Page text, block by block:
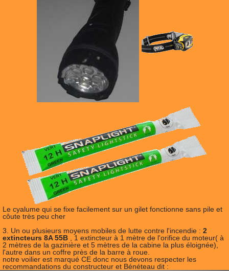
Le cyalume qui se fixe facilement sur un gilet fonctionne sans pile et
côute très peu cher
3. Un ou plusieurs moyens mobiles de lutte contre l'incendie : 2
extincteurs 8A 55B , 1 extincteur à 1 mètre de l'orifice du moteur( à
2 mètres de la gazinière et 5 mètres de la cabine la plus éloignée),
l'autre dans un coffre près de la barre à roue.
notre voilier est marqué CE donc nous devons respecter les
recommandations du constructeur et Bénéteau dit :